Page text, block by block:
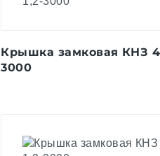
Крышка замковая КНЗ
3000